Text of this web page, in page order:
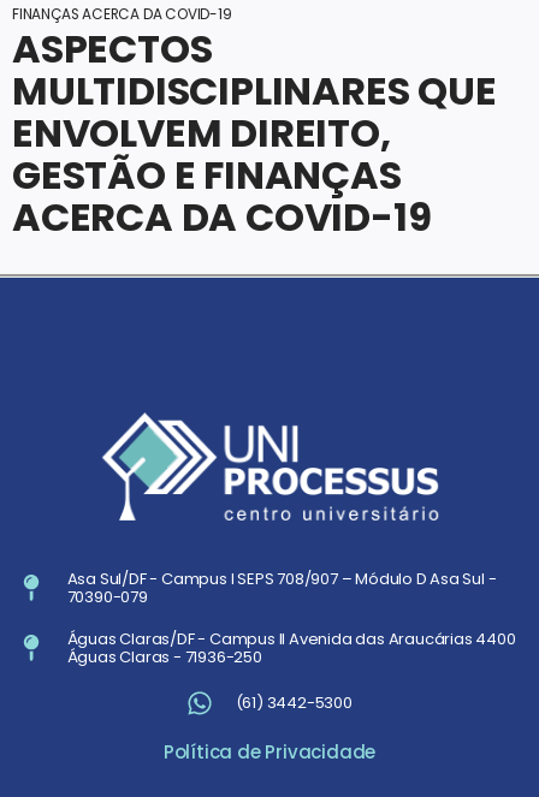
FINANÇAS ACERCA DA COVID-19
ASPECTOS
MULTIDISCIPLINARES QUE
ENVOLVEM DIREITO,
GESTÃO E FINANÇAS
ACERCA DA COVID-19
Asa Sul/DF - Campus I SEPS 708/907 – Módulo D Asa Sul -
70390-079
Águas Claras/DF - Campus II Avenida das Araucárias 4400
Águas Claras - 71936-250
(61) 3442-5300
Política de Privacidade